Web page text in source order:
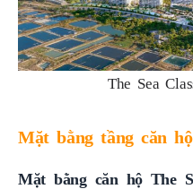
The Sea
Mặt bằng tầng căn
Mặt bằng căn hộ The